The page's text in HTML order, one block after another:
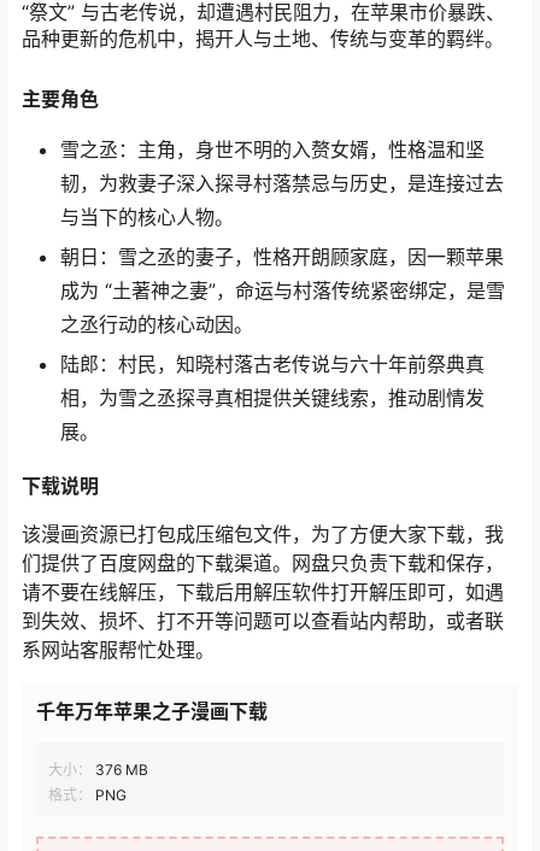
“祭文” 与古老传说，却遭遇村民阻力，在苹果市价暴跌、
品种更新的危机中，揭开人与土地、传统与变革的羁绊。
主要角色
雪之丞：主角，身世不明的入赘女婿，性格温和坚
韧，为救妻子深入探寻村落禁忌与历史，是连接过去
与当下的核心人物。
朝日：雪之丞的妻子，性格开朗顾家庭，因一颗苹果
成为 “土著神之妻”，命运与村落传统紧密绑定，是雪
之丞行动的核心动因。
陆郎：村民，知晓村落古老传说与六十年前祭典真
相，为雪之丞探寻真相提供关键线索，推动剧情发
展。
下载说明
该漫画资源已打包成压缩包文件，为了方便大家下载，我
们提供了百度网盘的下载渠道。网盘只负责下载和保存，
请不要在线解压，下载后用解压软件打开解压即可，如遇
到失效、损坏、打不开等问题可以查看站内帮助，或者联
系网站客服帮忙处理。
千年万年苹果之子漫画下载
大小：
376 MB
格式：
PNG